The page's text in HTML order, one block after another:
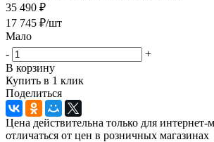
35 490 ₽
17 745 ₽/шт
Мало
-
+
В корзину
Купить в 1 клик
Поделиться
Цена действительна только для интернет-
отличаться от цен в розничных магазинах